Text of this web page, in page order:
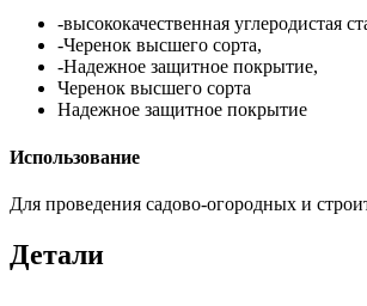
-высококачественная углеродистая
-Черенок высшего сорта,
-Надежное защитное покрытие,
Черенок высшего сорта
Надежное защитное покрытие
Использование
Для проведения садово-огородных и
Детали